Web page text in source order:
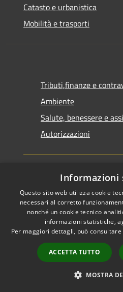
Catasto e urbanistica
Mobilità e trasporti
Tributi,finanze e
Ambiente
Salute, benessere e
Autorizzazioni
Notizie
Comunicati
Avvisi
VIVERE IL COMUNE
Informazioni
Questo sito web utilizza cookie
necessari al corretto
nonché un cookie tecnico
informazioni statistiche,
Per maggiori dettagli, può
ACCETTA TUTTO
MOSTRA